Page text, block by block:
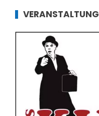
VERANSTALTUNG